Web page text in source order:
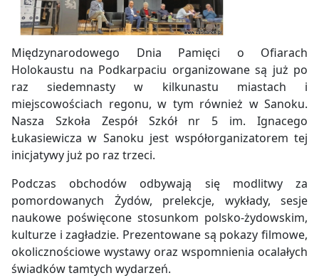
Międzynarodowego Dnia Pamięci o Ofiarach
Holokaustu na Podkarpaciu organizowane są już po
raz siedemnasty w kilkunastu miastach i
miejscowościach regonu, w tym również w Sanoku.
Nasza Szkoła Zespół Szkół nr 5 im. Ignacego
Łukasiewicza w Sanoku jest współorganizatorem tej
inicjatywy już po raz trzeci.
Podczas obchodów odbywają się modlitwy za
pomordowanych Żydów, prelekcje, wykłady, sesje
naukowe poświęcone stosunkom polsko-żydowskim,
kulturze i zagładzie. Prezentowane są pokazy filmowe,
okolicznościowe wystawy oraz wspomnienia ocalałych
świadków tamtych wydarzeń.